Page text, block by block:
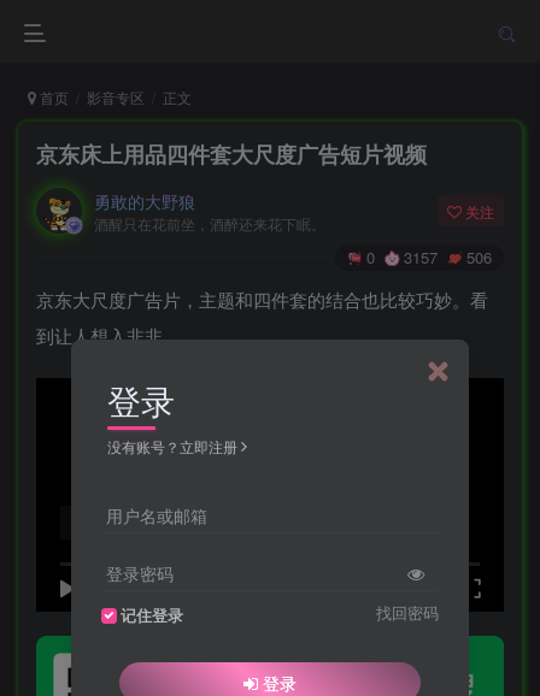
首页 影音专区 正文
京东床上用品四件套大尺度广告短片视频
勇敢的大野狼
酒醒只在花前坐，酒醉还来花下眠。
关注
0 3157 506
京东大尺度广告片，主题和四件套的结合也比较巧妙。看
到让人想入非非。
0:00/ 0:00 speed
Video load failed
登录
没有账号？立即注册
用户名或邮箱
登录密码
记住登录 找回密码
登录